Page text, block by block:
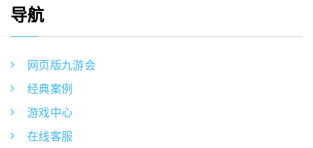
导航
网页版九游会
经典案例
游戏中心
在线客服